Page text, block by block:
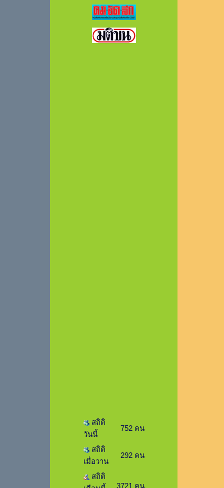
สถิติ
วันนี้
752 คน
สถิติ
เมื่อวาน
292 คน
สถิติ
3721 คน